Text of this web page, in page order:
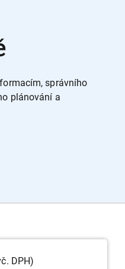
správního
plánování a
DPH)